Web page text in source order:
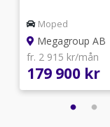
Moped
Megagroup AB
fr. 2 915 kr/mån
179 900 kr